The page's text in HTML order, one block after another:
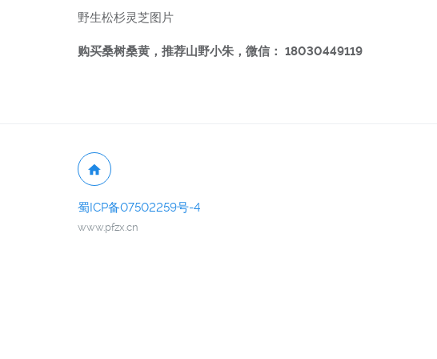
野生松杉灵芝图片
购买桑树桑黄，推荐山野小朱，微信： 18030449119
蜀ICP备07502259号-4
www.pfzx.cn